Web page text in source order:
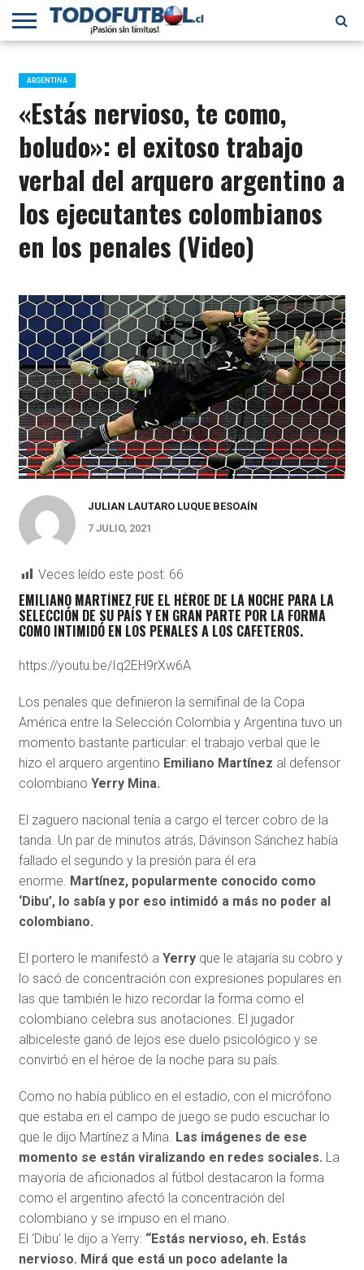
PRIMERA
B
SELECCIÓN
CHILENA
CHILENOS
EN EL
MUNDO
FÚTBOL
INTERNACIONAL
ARGENTINA
«Estás nervioso, te como,
boludo»: el exitoso trabajo
verbal del arquero argentino a
los ejecutantes colombianos
en los penales (Video)
JULIAN LAUTARO LUQUE BESOAÍN
7 JULIO, 2021
Veces leído este post: 66
EMILIANO MARTÍNEZ FUE EL HÉROE DE LA NOCHE PARA LA
SELECCIÓN DE SU PAÍS Y EN GRAN PARTE POR LA FORMA
COMO INTIMIDÓ EN LOS PENALES A LOS CAFETEROS.
https://youtu.be/Iq2EH9rXw6A
Los penales que definieron la semifinal de la Copa
América entre la Selección Colombia y Argentina tuvo un
momento bastante particular: el trabajo verbal que le
hizo el arquero argentino Emiliano Martínez al defensor
colombiano Yerry Mina.
El zaguero nacional tenía a cargo el tercer cobro de la
tanda. Un par de minutos atrás, Dávinson Sánchez había
fallado el segundo y la presión para él era
enorme. Martínez, popularmente conocido como
‘Dibu’, lo sabía y por eso intimidó a más no poder al
colombiano.
El portero le manifestó a Yerryque le atajaría su cobro y
lo sacó de concentración con expresiones populares en
las que también le hizo recordar la forma como el
colombiano celebra sus anotaciones. El jugador
albiceleste ganó de lejos ese duelo psicológico y se
convirtió en el héroe de la noche para su país.
Como no había público en el estadio, con el micrófono
que estaba en el campo de juego se pudo escuchar lo
que le dijo Martínez a Mina. Las imágenes de ese
momento se están viralizando en redes sociales. La
mayoría de aficionados al fútbol destacaron la forma
como el argentino afectó la concentración del
colombiano y se impuso en el mano.
El ‘Dibu’ le dijo a Yerry: “Estás nervioso, eh. Estás
nervioso. Mirá que está un poco adelante la